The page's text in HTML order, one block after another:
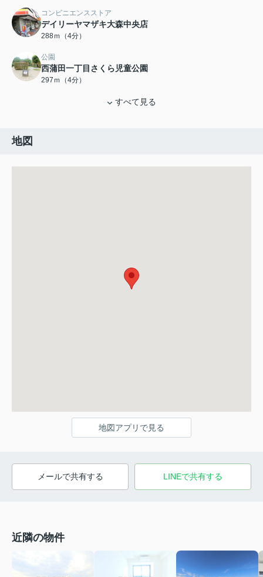
コンビニエンスストア
デイリーヤマザキ大森中央店
288ｍ（4分）
公園
西蒲田一丁目さくら児童公園
297ｍ（4分）
すべて見る
地図
地図アプリで見る
メールで共有する LINEで共有する
近隣の物件